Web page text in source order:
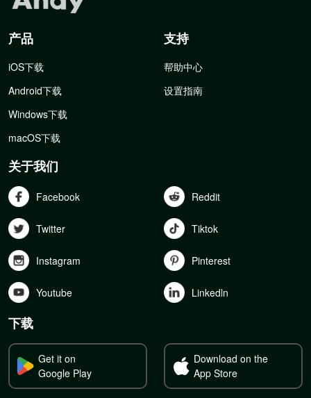
产品
iOS下载
Android下载
Windows下载
macOS下载
支持
帮助中心
设置指南
关于我们
Facebook Reddit
Twitter Tiktok
Instagram Pinterest
Youtube Linkedln
下载
Get it on
Google Play
Download on the
App Store